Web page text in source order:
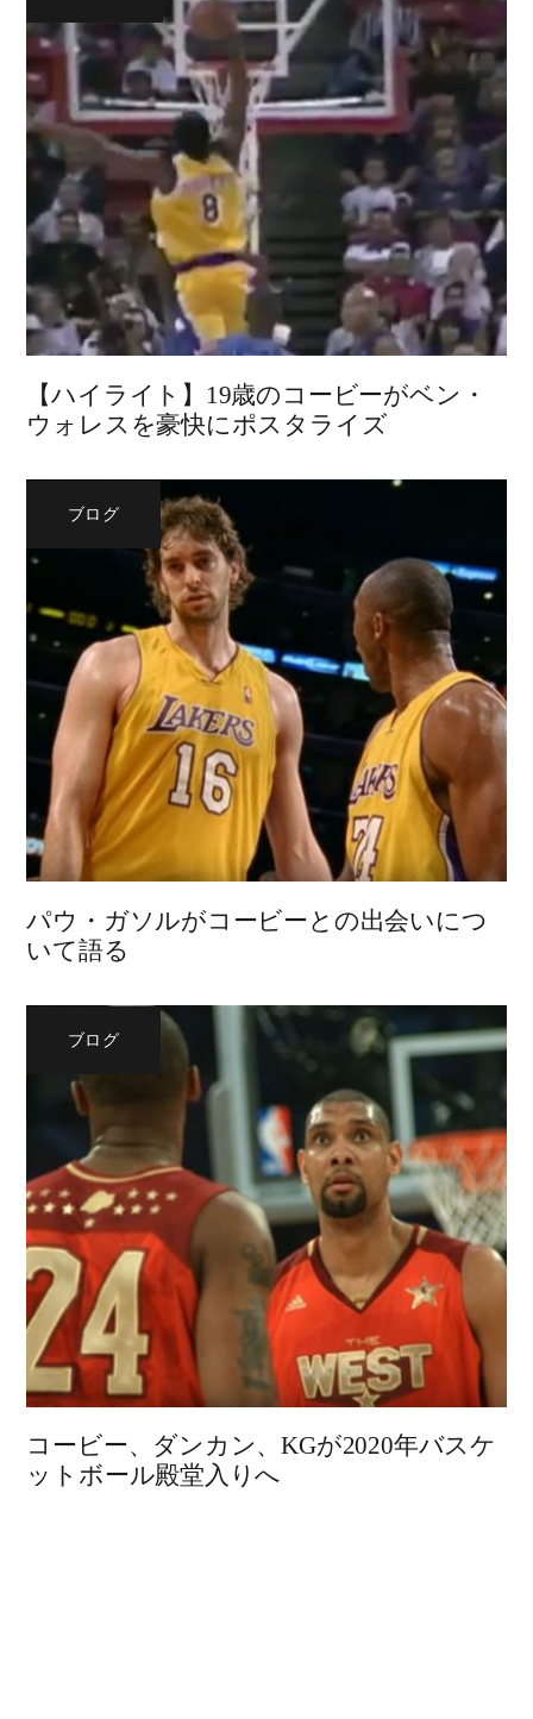
【ハイライト】19歳のコービーがベン・
ウォレスを豪快にポスタライズ
ブログ
パウ・ガソルがコービーとの出会いにつ
いて語る
ブログ
コービー、ダンカン、KGが2020年バスケ
ットボール殿堂入りへ